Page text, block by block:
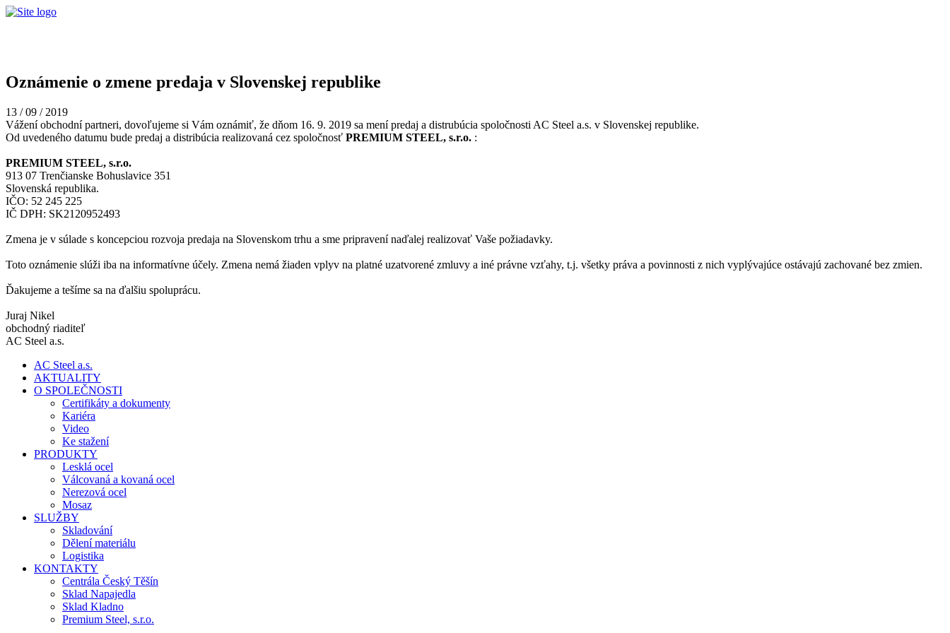
Oznámenie o zmene predaja v Slovenskej republike
13 / 09 / 2019
Vážení obchodní partneri, dovoľujeme si Vám oznámiť, že dňom 16. 9. 2019 sa mení predaj a distrubúcia spoločnosti AC Steel a.s. v Slovenskej republike.
Od uvedeného datumu bude predaj a distribúcia realizovaná cez spoločnosť PREMIUM STEEL, s.r.o. :
PREMIUM STEEL, s.r.o.
913 07 Trenčianske Bohuslavice 351
Slovenská republika.
IČO: 52 245 225
IČ DPH: SK2120952493
Zmena je v súlade s koncepciou rozvoja predaja na Slovenskom trhu a sme pripravení naďalej realizovať Vaše požiadavky.
Toto oznámenie slúži iba na informatívne účely. Zmena nemá žiaden vplyv na platné uzatvorené zmluvy a iné právne vzťahy, t.j. všetky práva a povinnosti z nich vyplývajúce ostávajú zachované bez zmien.
Ďakujeme a tešíme sa na ďalšiu spoluprácu.
Juraj Nikel
obchodný riaditeľ
AC Steel a.s.
AC Steel a.s.
AKTUALITY
O SPOLEČNOSTI
Certifikáty a dokumenty
Kariéra
Video
Ke stažení
PRODUKTY
Lesklá ocel
Válcovaná a kovaná ocel
Nerezová ocel
Mosaz
SLUŽBY
Skladování
Dělení materiálu
Logistika
KONTAKTY
Centrála Český Těšín
Sklad Napajedla
Sklad Kladno
Premium Steel, s.r.o.